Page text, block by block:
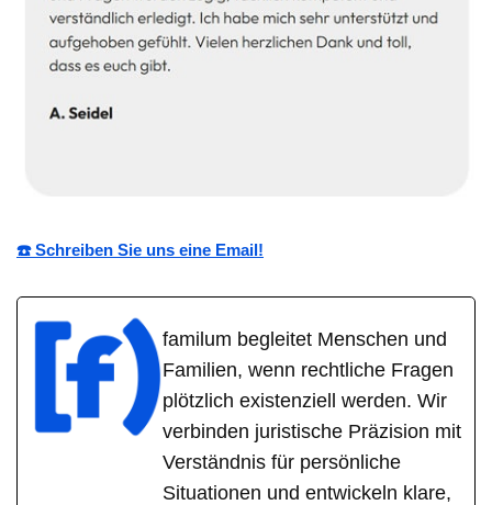
☎️ Schreiben Sie uns eine Email!
familum begleitet Menschen und
Familien, wenn rechtliche Fragen
plötzlich existenziell werden. Wir
verbinden juristische Präzision mit
Verständnis für persönliche
Situationen und entwickeln klare,